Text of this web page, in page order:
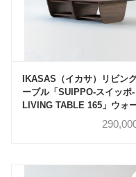
IKASAS（イカサ）リビン
ーブル「SUIPPO-スイッポ-
LIVING TABLE 165」ウォ
ナット材 ハイ/ロー組み替